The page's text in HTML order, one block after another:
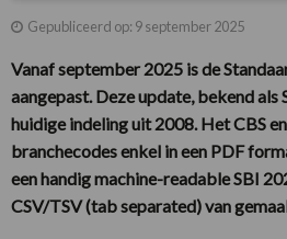
Gepubliceerd op: 9 september 2025
Vanaf september 2025 is de
aangepast. Deze update, bekend als
huidige indeling uit 2008. Het CBS
branchecodes enkel in een PDF
een handig machine-readable SBI
CSV/TSV (tab separated) van